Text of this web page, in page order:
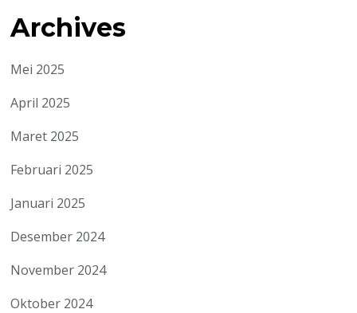
Archives
Mei 2025
April 2025
Maret 2025
Februari 2025
Januari 2025
Desember 2024
November 2024
Oktober 2024